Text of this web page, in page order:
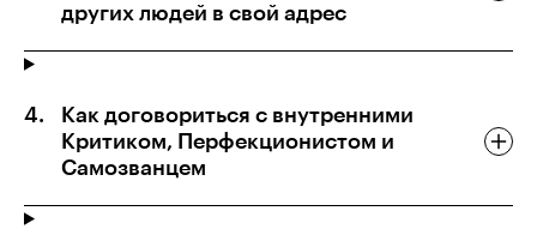
других людей в свой адрес
Как договориться с внутренними
Критиком, Перфекционистом и
Самозванцем